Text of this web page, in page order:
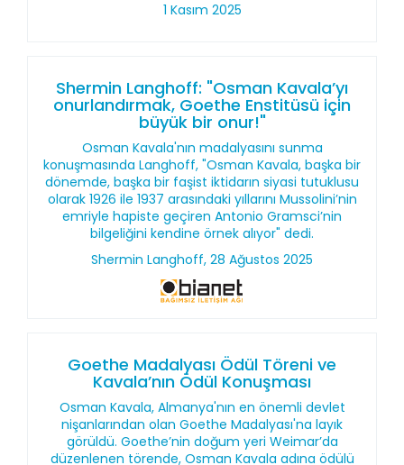
1 Kasım 2025
Shermin Langhoff: "Osman Kavala’yı
onurlandırmak, Goethe Enstitüsü için
büyük bir onur!"
Osman Kavala'nın madalyasını sunma
konuşmasında Langhoff, "Osman Kavala, başka bir
dönemde, başka bir faşist iktidarın siyasi tutuklusu
olarak 1926 ile 1937 arasındaki yıllarını Mussolini’nin
emriyle hapiste geçiren Antonio Gramsci’nin
bilgeliğini kendine örnek alıyor" dedi.
Shermin Langhoff, 28 Ağustos 2025
Goethe Madalyası Ödül Töreni ve
Kavala’nın Ödül Konuşması
Osman Kavala, Almanya'nın en önemli devlet
nişanlarından olan Goethe Madalyası'na layık
görüldü. Goethe’nin doğum yeri Weimar’da
düzenlenen törende, Osman Kavala adına ödülü